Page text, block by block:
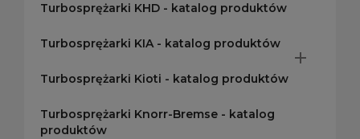
Turbosprężarki KHD - katalog produktów
Turbosprężarki KIA - katalog produktów

Turbosprężarki Kioti - katalog produktów
Turbosprężarki Knorr-Bremse - katalog
produktów